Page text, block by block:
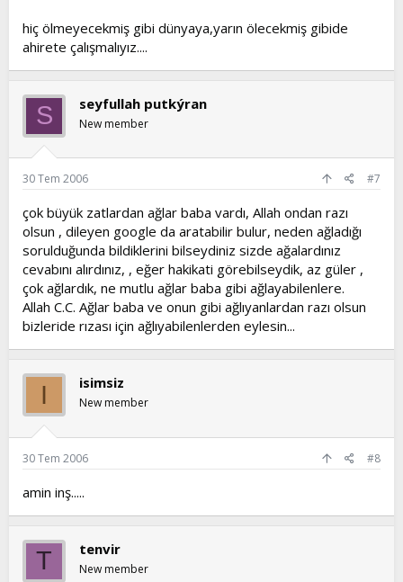
hiç ölmeyecekmiş gibi dünyaya,yarın ölecekmiş gibide
ahirete çalışmalıyız....
S seyfullah putkýran
New member
30 Tem 2006 #7
çok büyük zatlardan ağlar baba vardı, Allah ondan razı
olsun , dileyen google da aratabilir bulur, neden ağladığı
sorulduğunda bildiklerini bilseydiniz sizde ağalardınız
cevabını alırdınız, , eğer hakikati görebilseydik, az güler ,
çok ağlardık, ne mutlu ağlar baba gibi ağlayabilenlere.
Allah C.C. Ağlar baba ve onun gibi ağlıyanlardan razı olsun
bizleride rızası için ağlıyabilenlerden eylesin...
I isimsiz
New member
30 Tem 2006 #8
amin inş.....
T tenvir
New member